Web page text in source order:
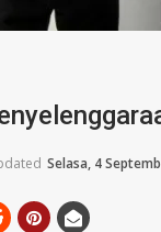
Selasa, 4